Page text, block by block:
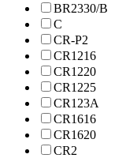
BR2330/B
C
CR-P2
CR1216
CR1220
CR1225
CR123A
CR1616
CR1620
CR2